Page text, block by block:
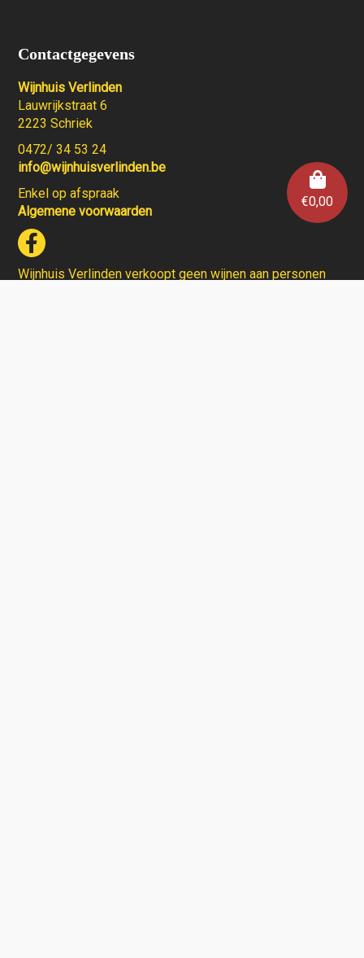
€0,00
Contactgegevens
Wijnhuis Verlinden
Lauwrijkstraat 6
2223 Schriek
0472/ 34 53 24
info@wijnhuisverlinden.be
Enkel op afspraak
Algemene voorwaarden
Wijnhuis Verlinden verkoopt geen wijnen aan personen